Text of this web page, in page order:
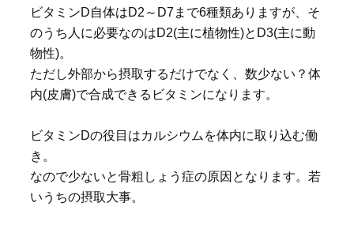
ビタミンD自体はD2～D7まで6種類ありますが、そ
のうち人に必要なのはD2(主に植物性)とD3(主に動
物性)。
ただし外部から摂取するだけでなく、数少ない？体
内(皮膚)で合成できるビタミンになります。
ビタミンDの役目はカルシウムを体内に取り込む働
き。
なので少ないと骨粗しょう症の原因となります。若
いうちの摂取大事。